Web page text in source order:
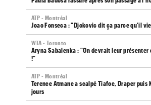
ATP - Montréal
Joao Fonseca : "Djokovic dit ça parce qu'il
WTA - Toronto
Aryna Sabalenka : "On devrait leur
!"
ATP - Montréal
Terence Atmane a scalpé Tiafoe, Draper puis
jours